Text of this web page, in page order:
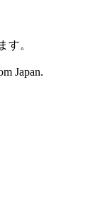
す。
Japan.